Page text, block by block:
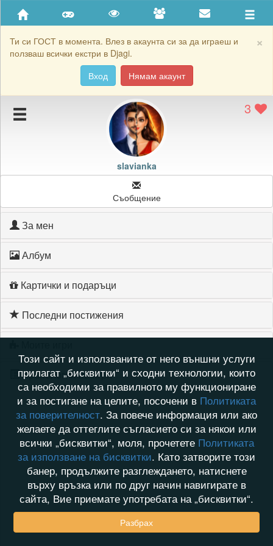
×
Ти си ГОСТ в момента. Влез в акаунта си за да играеш и
ползваш всички екстри в Djagi.
Вход
Нямам акаунт
Приятели
Хронология на игри
Подаръците на slavianka
Картичките на slavianka
3
slavianka
Съобщение
За мен
Албум
Картички и подаръци
Последни постижения
Хронология на игри
Този сайт и използваните от него външни услуги
прилагат „бисквитки“ и сходни технологии, които
са необходими за правилното му функциониране
и за постигане на целите, посочени в Политиката
за поверителност. За повече информация или ако
желаете да оттеглите съгласието си за някои или
всички „бисквитки“, моля, прочетете Политиката
за използване на бисквитки. Като затворите този
банер, продължите разглеждането, натиснете
върху връзка или по друг начин навигирате в
сайта, Вие приемате употребата на „бисквитки“.
Разбрах